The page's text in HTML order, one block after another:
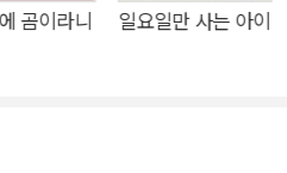
SNS를 이야기의 무대로 삼아, 오
만나 으스스한 이야기 속으로 독
곰이라니 일요일만 사는 아이